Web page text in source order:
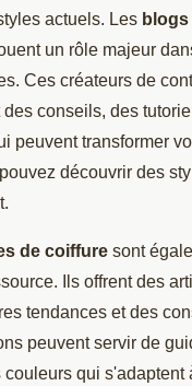
actuels. Les
un rôle majeur
Ces créateurs de
conseils, des
peuvent transformer
découvrir des
de coiffure sont
Ils offrent des
tendances et des
peuvent servir de
couleurs qui s'adaptent